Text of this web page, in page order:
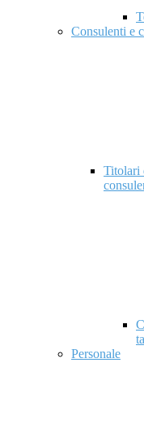
Consulenti e
Titolari
Personale